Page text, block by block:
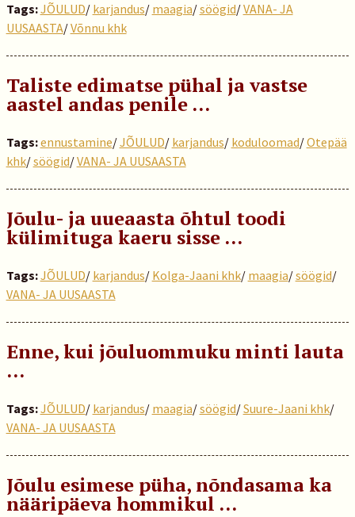
Tags:JÕULUD/ karjandus/ maagia/söögid/VANA- JA
UUSAASTA/Võnnu khk
Taliste edimatse pühal ja vastse
aastel andas penile …
Tags:ennustamine/JÕULUD/ karjandus/ koduloomad/Otepää
khk/söögid/VANA- JA UUSAASTA
Jõulu- ja uueaasta õhtul toodi
külimituga kaeru sisse …
Tags:JÕULUD/ karjandus/ Kolga-Jaani khk/ maagia/söögid/
VANA- JA UUSAASTA
Enne, kui jõuluommuku minti lauta
…
Tags:JÕULUD/ karjandus/ maagia/söögid/Suure-Jaani khk/
VANA- JA UUSAASTA
Jõulu esimese püha, nõndasama ka
nääripäeva hommikul …